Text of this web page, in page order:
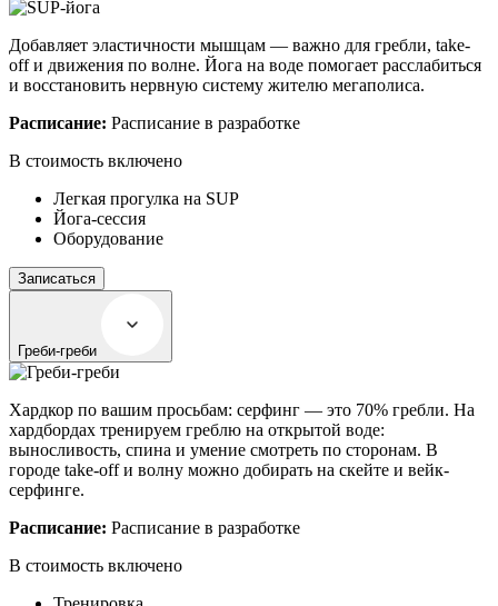
Добавляет эластичности мышцам — важно для гребли, take-
off и движения по волне. Йога на воде помогает расслабиться
и восстановить нервную систему жителю мегаполиса.
Расписание: Расписание в разработке
В стоимость включено
Легкая прогулка на SUP
Йога-сессия
Оборудование
Записаться
Греби-греби
Хардкор по вашим просьбам: серфинг — это 70% гребли. На
хардбордах тренируем греблю на открытой воде:
выносливость, спина и умение смотреть по сторонам. В
городе take-off и волну можно добирать на скейте и вейк-
серфинге.
Расписание: Расписание в разработке
В стоимость включено